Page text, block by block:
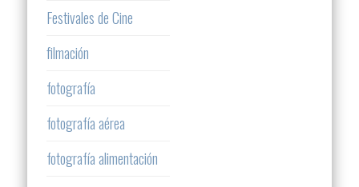
Festivales de Cine
filmación
fotografía
fotografía aérea
fotografía alimentación